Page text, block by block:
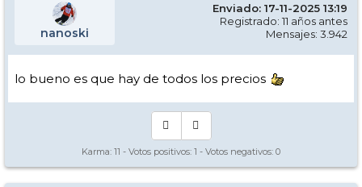
nanoski
Enviado: 17-11-2025 13:19
Registrado: 11 años antes
Mensajes: 3.942
lo bueno es que hay de todos los precios
Karma: 11 - Votos positivos: 1 - Votos negativos: 0